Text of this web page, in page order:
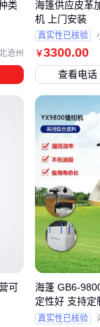
沧州
类
￥3300.00
海篷供应皮革
机 上门安装
真实性已核验
查看电话
可
海蓬 GB6-
定性好 支持定
真实性已核验